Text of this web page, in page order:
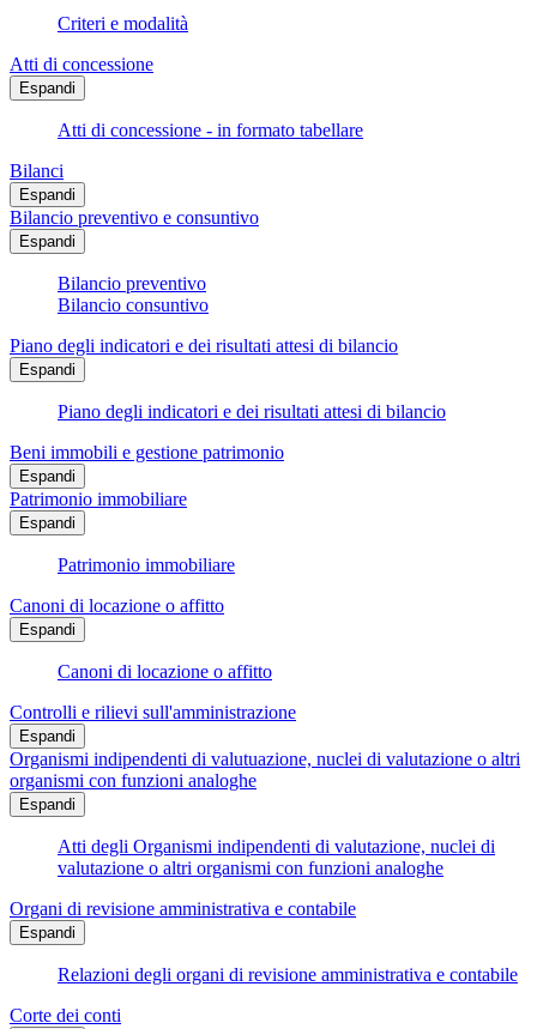
Criteri e modalità
Atti di concessione
Espandi
Atti di concessione - in formato tabellare
Bilanci
Espandi
Bilancio preventivo e consuntivo
Espandi
Bilancio preventivo
Bilancio consuntivo
Piano degli indicatori e dei risultati attesi di bilancio
Espandi
Piano degli indicatori e dei risultati attesi di bilancio
Beni immobili e gestione patrimonio
Espandi
Patrimonio immobiliare
Espandi
Patrimonio immobiliare
Canoni di locazione o affitto
Espandi
Canoni di locazione o affitto
Controlli e rilievi sull'amministrazione
Espandi
Organismi indipendenti di valutuazione, nuclei di valutazione o altri
organismi con funzioni analoghe
Espandi
Atti degli Organismi indipendenti di valutazione, nuclei di
valutazione o altri organismi con funzioni analoghe
Organi di revisione amministrativa e contabile
Espandi
Relazioni degli organi di revisione amministrativa e contabile
Corte dei conti